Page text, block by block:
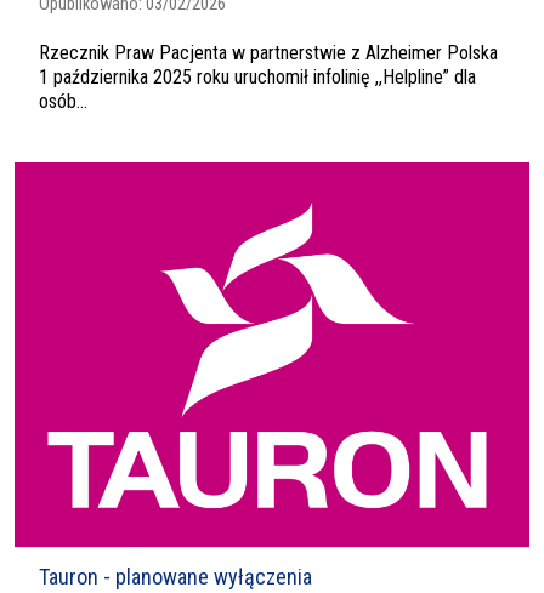
Opublikowano: 03/02/2026
Rzecznik Praw Pacjenta w partnerstwie z Alzheimer Polska
1 października 2025 roku uruchomił infolinię ,,Helpline” dla
osób...
Tauron - planowane wyłączenia